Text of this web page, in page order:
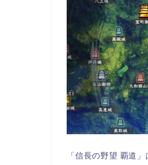
「信長の野望 覇道